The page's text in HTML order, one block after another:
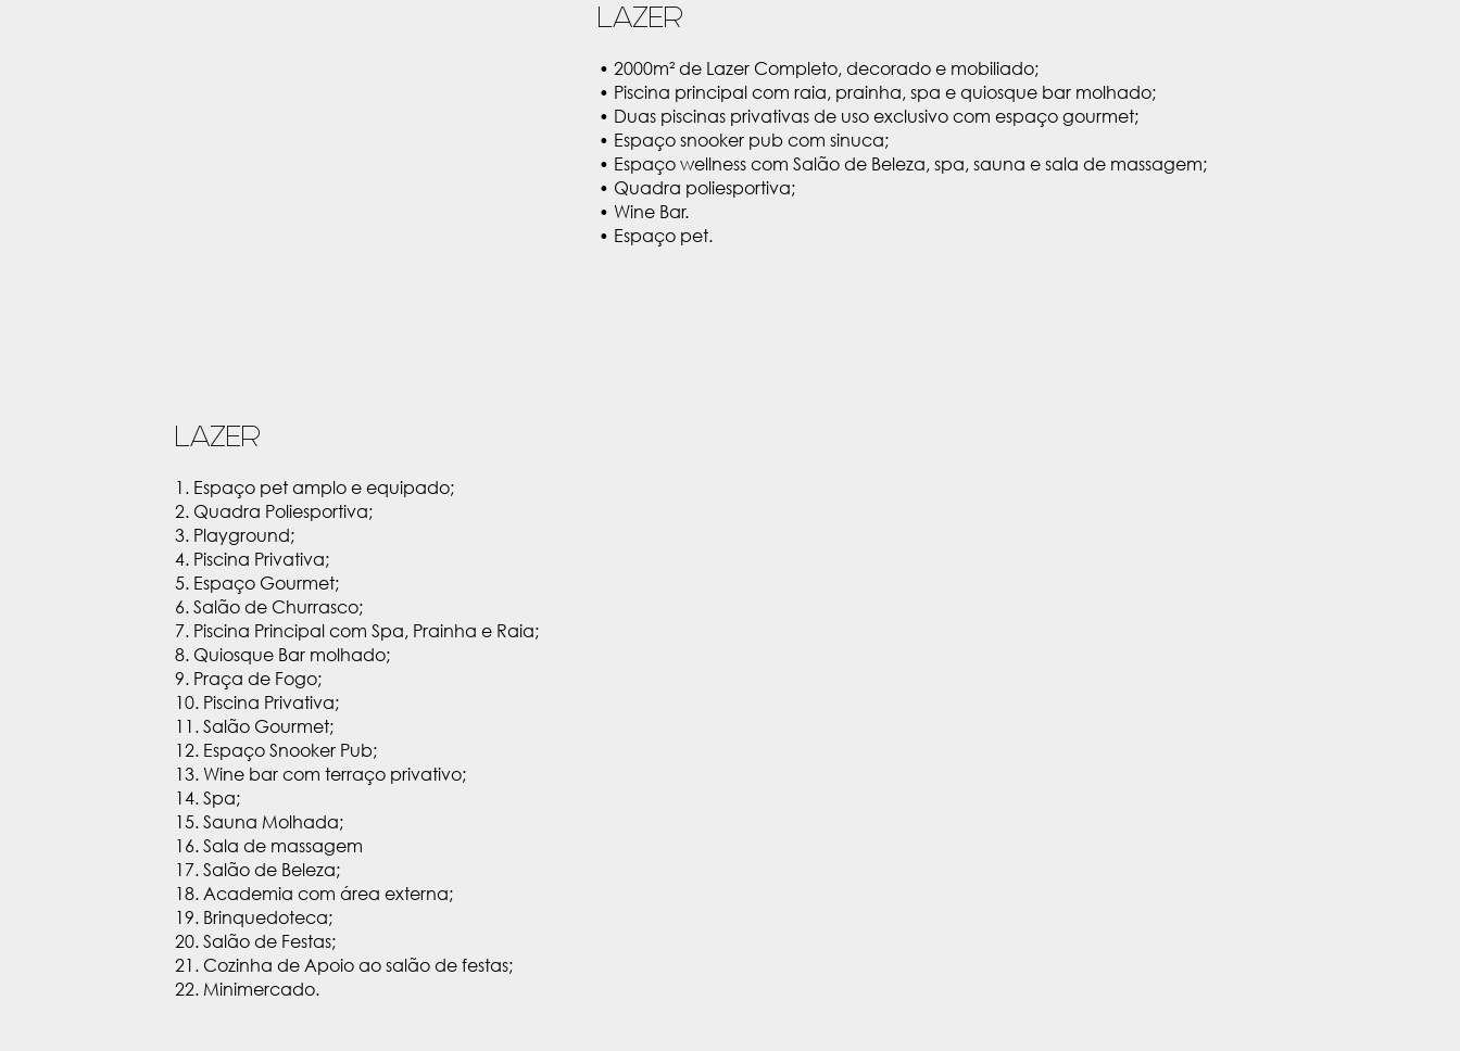
LAZER
1. Espaço pet amplo e equipado;
2. Quadra Poliesportiva;
3. Playground;
4. Piscina Privativa;
5. Espaço Gourmet;
6. Salão de Churrasco;
7. Piscina Principal com Spa, Prainha e Raia;
8. Quiosque Bar molhado;
9. Praça de Fogo;
10. Piscina Privativa;
11. Salão Gourmet;
12. Espaço Snooker Pub;
13. Wine bar com terraço privativo;
14. Spa;
15. Sauna Molhada;
16. Sala de massagem
17. Salão de Beleza;
18. Academia com área externa;
19. Brinquedoteca;
20. Salão de Festas;
21. Cozinha de Apoio ao salão de festas;
22. Minimercado.
LAZER
• 2000m² de Lazer Completo, decorado e mobiliado;
• Piscina principal com raia, prainha, spa e quiosque bar molhado;
• Duas piscinas privativas de uso exclusivo com espaço gourmet;
• Espaço snooker pub com sinuca;
• Espaço wellness com Salão de Beleza, spa, sauna e sala de massagem;
• Quadra poliesportiva;
• Wine Bar.
• Espaço pet.